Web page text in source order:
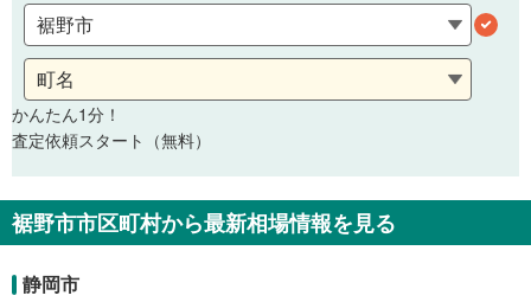
かんたん1分！
査定依頼スタート（無料）
裾野市市区町村から最新相場情報を見る
静岡市